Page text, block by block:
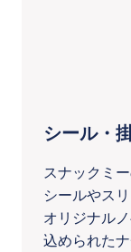
シール・
スナックミ
シールやス
オリジナル
込められた